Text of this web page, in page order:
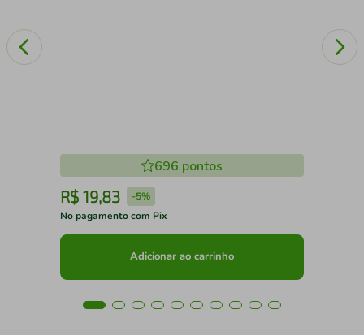
696 pontos
R$ 19,83 -5%
No pagamento com Pix
Adicionar ao carrinho